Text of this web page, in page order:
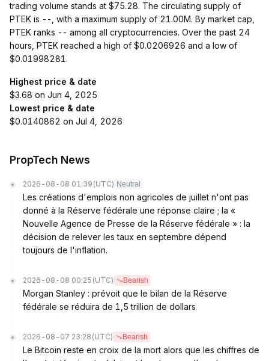
trading volume stands at $75.28. The circulating supply of
PTEK is --, with a maximum supply of 21.00M. By market cap,
PTEK ranks -- among all cryptocurrencies. Over the past 24
hours, PTEK reached a high of $0.0206926 and a low of
$0.01998281.
Highest price & date
$3.68 on Jun 4, 2025
Lowest price & date
$0.0140862 on Jul 4, 2026
PropTech News
2026-08-08 01:39 (UTC) Neutral
Les créations d'emplois non agricoles de juillet n'ont pas
donné à la Réserve fédérale une réponse claire ; la «
Nouvelle Agence de Presse de la Réserve fédérale » : la
décision de relever les taux en septembre dépend
toujours de l'inflation.
2026-08-08 00:25 (UTC) Bearish
Morgan Stanley : prévoit que le bilan de la Réserve
fédérale se réduira de 1,5 trillion de dollars
2026-08-07 23:28 (UTC) Bearish
Le Bitcoin reste en croix de la mort alors que les chiffres de